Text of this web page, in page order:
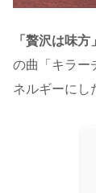
「贅沢は味
の曲「キラー
ネルギーにし